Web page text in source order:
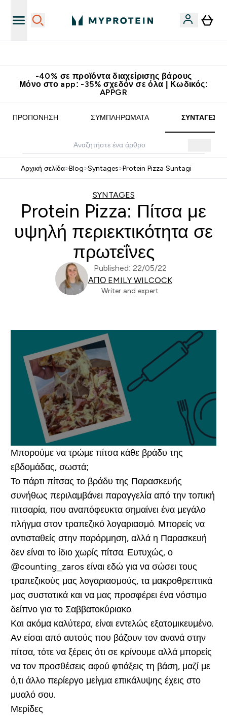
-40% σε προϊόντα διαχείρισης βάρους
Μόνο στο app: -35% σχεδόν σε όλα | Κωδικός:
APPGR
ΠΡΟΠΌΝΗΣΗ ΣΥΜΠΛΗΡΏΜΑΤΑ ΣΥΝΤΑΓΈΣ
Αρχική σελίδα>Blog>Syntages>Protein Pizza Suntagi
SYNTAGES
Protein Pizza: Πίτσα με
υψηλή περιεκτικότητα σε
πρωτεΐνες
Published: 22/05/22
ΑΠΌ EMILY WILCOCK
Writer and expert
Μπορούμε να τρώμε πίτσα κάθε βράδυ της
εβδομάδας, σωστά;
Το πάρτι πίτσας το βράδυ της Παρασκευής
συνήθως περιλαμβάνει παραγγελία από την τοπική
πιτσαρία, που αναπόφευκτα σημαίνει ένα μεγάλο
πλήγμα στον τραπεζικό λογαριασμό. Μπορείς να
αντισταθείς στην παρόρμηση, αλλά η Παρασκευή
δεν είναι το ίδιο χωρίς πίτσα. Ευτυχώς, ο
@counting_zaros είναι εδώ για να σώσει τους
τραπεζικούς μας λογαριασμούς, τα μακροθρεπτικά
μας συστατικά και να μας προσφέρει ένα νόστιμο
δείπνο για το Σαββατοκύριακο.
Και ακόμα καλύτερα, είναι εντελώς εξατομικευμένο.
Αν είσαι από αυτούς που βάζουν τον ανανά στην
πίτσα, τότε να ξέρεις ότι σε κρίνουμε αλλά μπορείς
να τον προσθέσεις αφού φτιάξεις τη βάση, μαζί με
ό,τι άλλο περίεργο μείγμα επικάλυψης έχεις στο
μυαλό σου.
Μερίδες